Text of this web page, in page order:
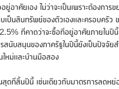
าศัยเอง ไม่ว่าจะเป็นเพราะต้องการ
ป็นสินทรัพย์ของตัวเองและครอบครั
ที่คาดว่าจะซื้อที่อยู่อาศัยภายใน
สนับสนุนของภาครัฐในปีนี้ยังเป็นปัจจั
หม่และบ้านมือสอง
สุดที่สิ้นปีนี้ เช่นเดียวกับมาตรการลดห